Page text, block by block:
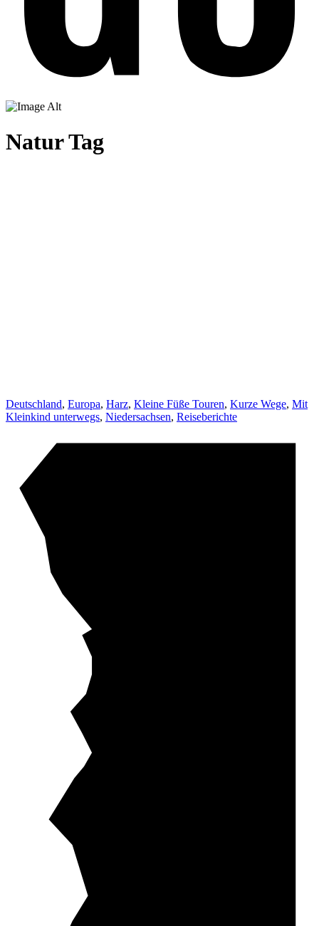
Natur Tag
Deutschland, Europa, Harz, Kleine Füße Touren, Kurze Wege, Mit
Kleinkind unterwegs, Niedersachsen, Reiseberichte